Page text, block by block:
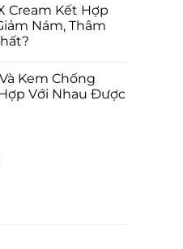
Cream Kết Hợp
Nám, Thâm
Kem Chống
Với Nhau Được